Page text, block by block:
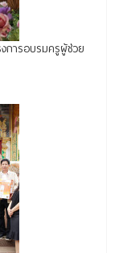
การอบรมครูผู้ช่วย